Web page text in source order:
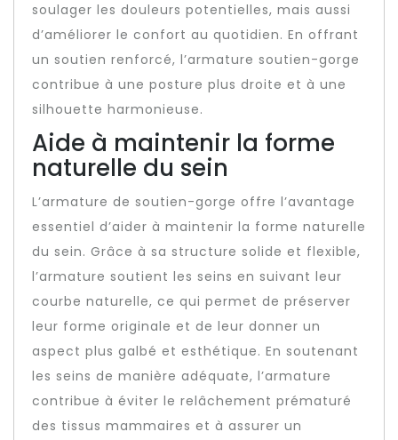
soulager les douleurs potentielles, mais aussi
d’améliorer le confort au quotidien. En offrant
un soutien renforcé, l’armature soutien-gorge
contribue à une posture plus droite et à une
silhouette harmonieuse.
Aide à maintenir la forme
naturelle du sein
L’armature de soutien-gorge offre l’avantage
essentiel d’aider à maintenir la forme naturelle
du sein. Grâce à sa structure solide et flexible,
l’armature soutient les seins en suivant leur
courbe naturelle, ce qui permet de préserver
leur forme originale et de leur donner un
aspect plus galbé et esthétique. En soutenant
les seins de manière adéquate, l’armature
contribue à éviter le relâchement prématuré
des tissus mammaires et à assurer un